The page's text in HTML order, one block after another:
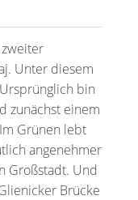
Unter diesem
bin
zunächst einem
Grünen lebt
angenehmer
Großstadt. Und
Brücke